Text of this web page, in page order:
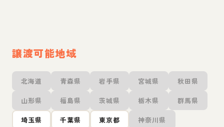
譲渡可能地域
北海道 青森県 岩手県 宮城県 秋田県
山形県 福島県 茨城県 栃木県 群馬県
埼玉県 千葉県 東京都 神奈川県